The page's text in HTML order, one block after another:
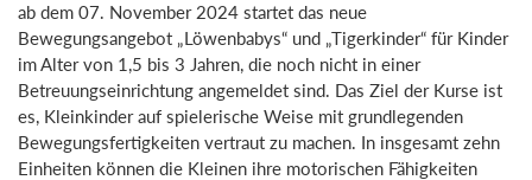
ab dem 07. November 2024 startet das neue
Bewegungsangebot „Löwenbabys“ und „Tigerkinder“ für Kinder
im Alter von 1,5 bis 3 Jahren, die noch nicht in einer
Betreuungseinrichtung angemeldet sind. Das Ziel der Kurse ist
es, Kleinkinder auf spielerische Weise mit grundlegenden
Bewegungsfertigkeiten vertraut zu machen. In insgesamt zehn
Einheiten können die Kleinen ihre motorischen Fähigkeiten